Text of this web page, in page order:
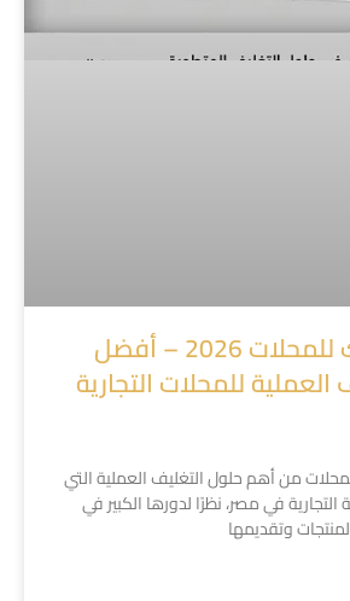
شنط بلاستيك للمحلات 2026 – أفضل
للمحلات التجارية
من أهم حلول التغليف العملية التي
في مصر، نظرًا لدورها الكبير في
وتقديمها